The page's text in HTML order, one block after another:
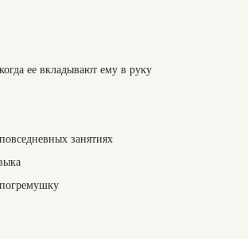
ее вкладывают ему в руку
занятиях